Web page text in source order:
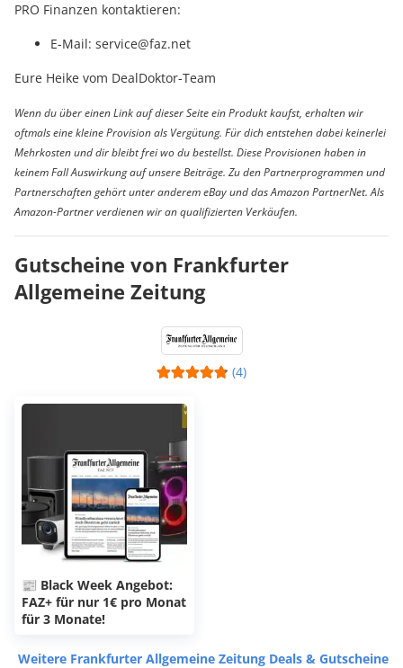
PRO Finanzen kontaktieren:
E-Mail: service@faz.net
Eure Heike vom DealDoktor-Team
Wenn du über einen Link auf dieser Seite ein Produkt kaufst, erhalten wir
oftmals eine kleine Provision als Vergütung. Für dich entstehen dabei keinerlei
Mehrkosten und dir bleibt frei wo du bestellst. Diese Provisionen haben in
keinem Fall Auswirkung auf unsere Beiträge. Zu den Partnerprogrammen und
Partnerschaften gehört unter anderem eBay und das Amazon PartnerNet. Als
Amazon-Partner verdienen wir an qualifizierten Verkäufen.
Gutscheine von Frankfurter
Allgemeine Zeitung
(4)
📰 Black Week Angebot:
FAZ+ für nur 1€ pro Monat
für 3 Monate!
Weitere Frankfurter Allgemeine Zeitung Deals & Gutscheine